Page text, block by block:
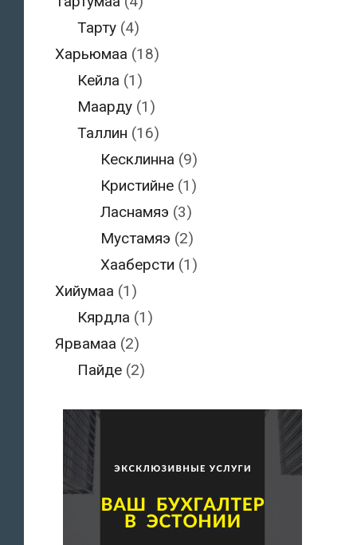
Тарту (4)
Харьюмаа (18)
Кейла (1)
Маарду (1)
Таллин (16)
Кесклинна (9)
Кристийне(1)
Ласнамяэ (3)
Мустамяэ (2)
Хааберсти (1)
Хийумаа (1)
Кярдла (1)
Ярвамаа (2)
Пайде (2)